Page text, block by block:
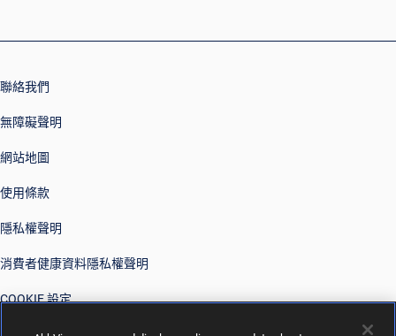
聯絡我們
無障礙聲明
網站地圖
使用條款
隱私權聲明
消費者健康資料隱私權聲明
COOKIE 設定